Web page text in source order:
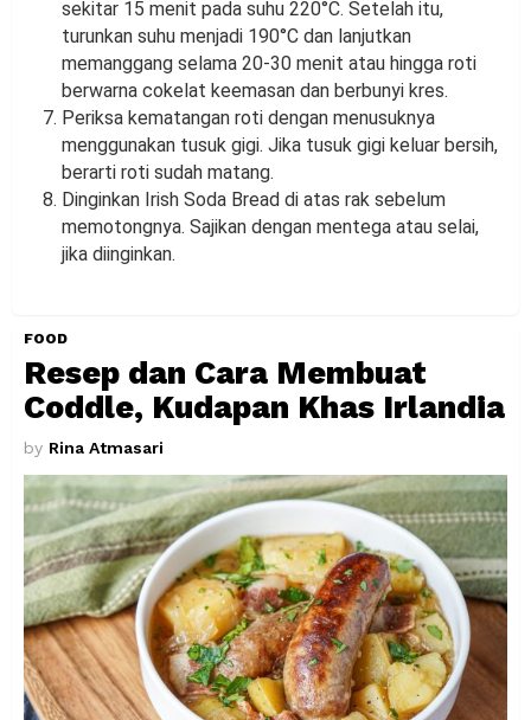
sekitar 15 menit pada suhu 220°C. Setelah itu,
turunkan suhu menjadi 190°C dan lanjutkan
memanggang selama 20-30 menit atau hingga roti
berwarna cokelat keemasan dan berbunyi kres.
Periksa kematangan roti dengan menusuknya
menggunakan tusuk gigi. Jika tusuk gigi keluar bersih,
berarti roti sudah matang.
Dinginkan Irish Soda Bread di atas rak sebelum
memotongnya. Sajikan dengan mentega atau selai,
jika diinginkan.
FOOD
Resep dan Cara Membuat
Coddle, Kudapan Khas Irlandia
by Rina Atmasari